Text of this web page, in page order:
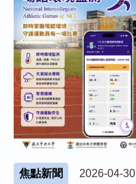
焦點新聞 2026-04-30